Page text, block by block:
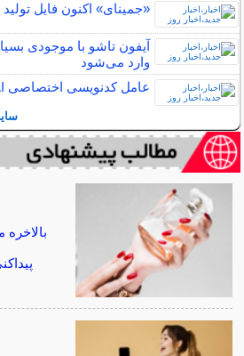
«جمینای» اکنون فایل
آیفون تاشو با موجودی
وارد می‌شود
عامل کدنویسی اختصاصی xAI معرفی شد